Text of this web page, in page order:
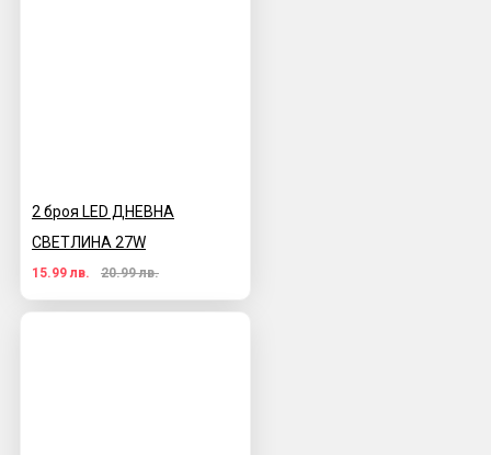
2 броя LED ДНЕВНА
СВЕТЛИНА 27W
15.99 лв. 20.99 лв.